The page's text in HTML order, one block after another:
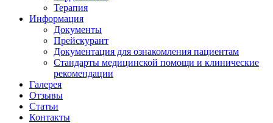
Терапия
Информация
Документы
Прейскурант
Документация для ознакомления пациентам
Стандарты медицинской помощи и клинические
рекомендации
Галерея
Отзывы
Статьи
Контакты